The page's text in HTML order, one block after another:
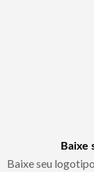
Baixe
Baixe seu